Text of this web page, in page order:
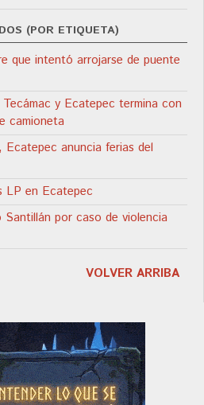
(POR ETIQUETA)
que intentó arrojarse de puente
y Ecatepec termina con
camioneta
Ecatepec anuncia ferias del
LP en Ecatepec
por caso de violencia
VOLVER ARRIBA